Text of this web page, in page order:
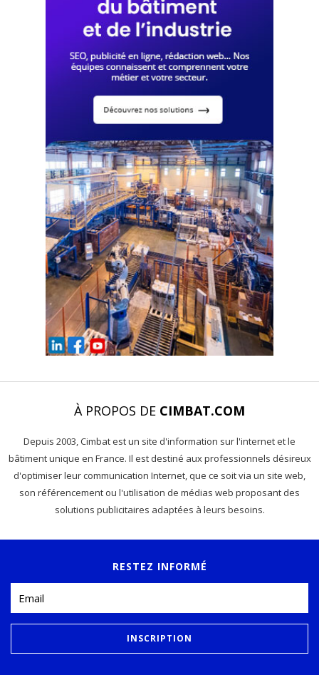
À PROPOS DE CIMBAT.COM
Depuis 2003, Cimbat est un site d'information sur l'internet et le
bâtiment unique en France. Il est destiné aux professionnels désireux
d'optimiser leur communication Internet, que ce soit via un site web,
son référencement ou l'utilisation de médias web proposant des
solutions publicitaires adaptées à leurs besoins.
RESTEZ INFORMÉ